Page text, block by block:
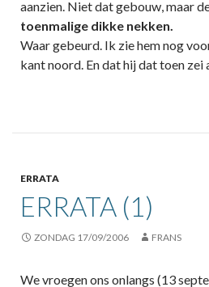
aanzien. Niet dat gebouw, maar
toenmalige dikke nekken.
Waar gebeurd. Ik zie hem nog
kant noord. En dat hij dat toen zei
ERRATA
ERRATA (1)
ZONDAG 17/09/2006 FRANS
We vroegen ons onlangs (13